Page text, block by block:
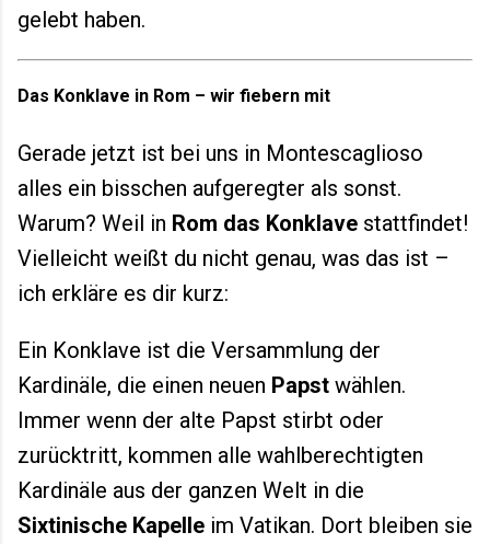
gelebt haben.
Das Konklave in Rom – wir fiebern mit
Gerade jetzt ist bei uns in Montescaglioso
alles ein bisschen aufgeregter als sonst.
Warum? Weil in Rom das Konklave stattfindet!
Vielleicht weißt du nicht genau, was das ist –
ich erkläre es dir kurz:
Ein Konklave ist die Versammlung der
Kardinäle, die einen neuen Papst wählen.
Immer wenn der alte Papst stirbt oder
zurücktritt, kommen alle wahlberechtigten
Kardinäle aus der ganzen Welt in die
Sixtinische Kapelle im Vatikan. Dort bleiben sie